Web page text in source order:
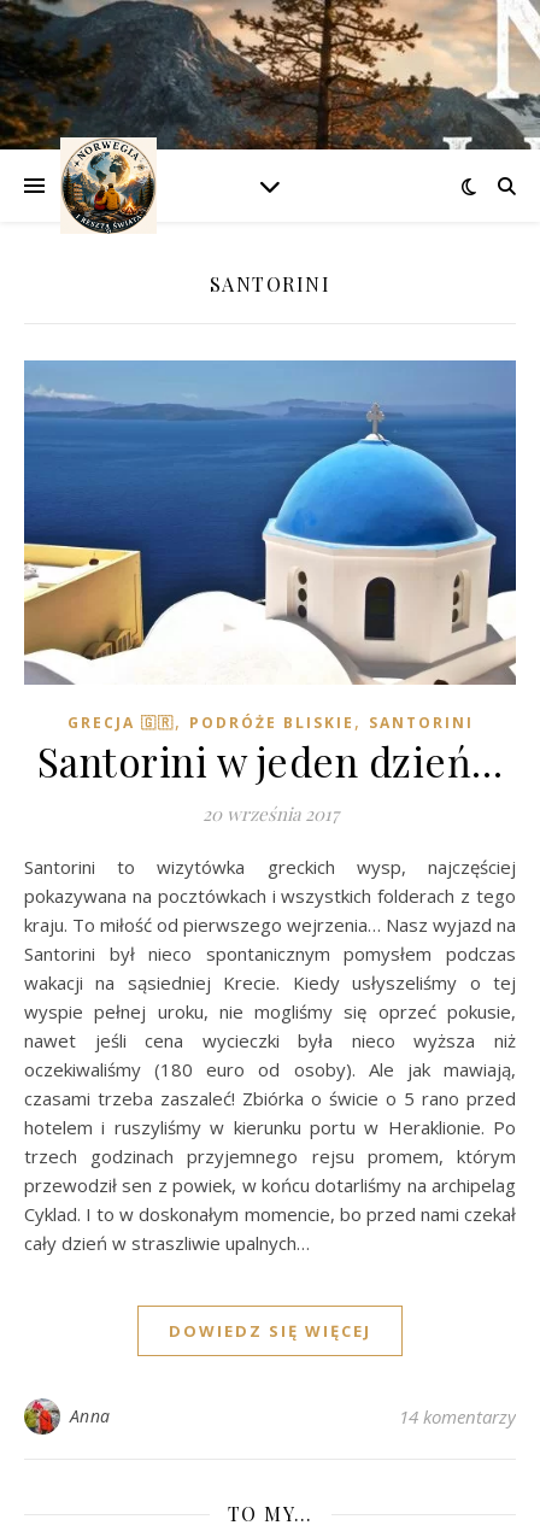
SANTORINI
GRECJA 🇬🇷, PODRÓŻE BLISKIE , SANTORINI
Santorini w jeden dzień…
20 września 2017
Santorini to wizytówka greckich wysp, najczęściej
pokazywana na pocztówkach i wszystkich folderach z tego
kraju. To miłość od pierwszego wejrzenia… Nasz wyjazd na
Santorini był nieco spontanicznym pomysłem podczas
wakacji na sąsiedniej Krecie. Kiedy usłyszeliśmy o tej
wyspie pełnej uroku, nie mogliśmy się oprzeć pokusie,
nawet jeśli cena wycieczki była nieco wyższa niż
oczekiwaliśmy (180 euro od osoby). Ale jak mawiają,
czasami trzeba zaszaleć! Zbiórka o świcie o 5 rano przed
hotelem i ruszyliśmy w kierunku portu w Heraklionie. Po
trzech godzinach przyjemnego rejsu promem, którym
przewodził sen z powiek, w końcu dotarliśmy na archipelag
Cyklad. I to w doskonałym momencie, bo przed nami czekał
cały dzień w straszliwie upalnych…
DOWIEDZ SIĘ WIĘCEJ
Anna 14 komentarzy
TO MY…